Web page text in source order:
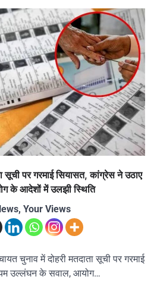
सूची पर गरमाई सियासत, कांग्रेस ने उठाए
के आदेशों में उलझी स्थिति
Your Views
चुनाव में दोहरी मतदाता सूची पर गरमाई
उल्लंघन के सवाल, आयोग…